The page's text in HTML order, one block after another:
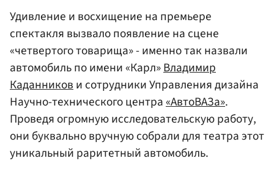
Удивление и восхищение на премьере
спектакля вызвало появление на сцене
«четвертого товарища» - именно так назвали
автомобиль по имени «Карл»Владимир
Каданников и сотрудники Управления дизайна
Научно-технического центра«АвтоВАЗа».
Проведя огромную исследовательскую работу,
они буквально вручную собрали для театра этот
уникальный раритетный автомобиль.